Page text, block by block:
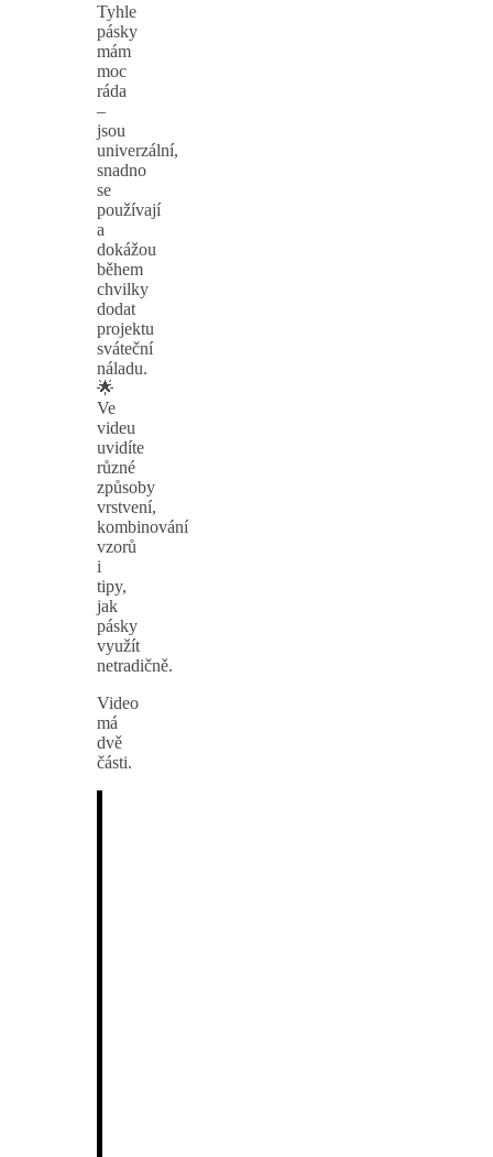
Tyhle
pásky
mám
moc
ráda
–
jsou
univerzální,
snadno
se
používají
a
dokážou
během
chvilky
dodat
projektu
sváteční
náladu.
🌟
Ve
videu
uvidíte
různé
způsoby
vrstvení,
kombinování
vzorů
i
tipy,
jak
pásky
využít
netradičně.
Video
má
dvě
části.